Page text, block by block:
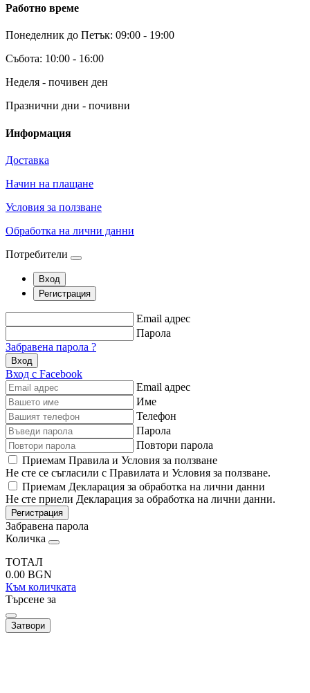
Работно време
Понеделник до Петък: 09:00 - 19:00
Събота: 10:00 - 16:00
Неделя - почивен ден
Празнични дни - почивни
Информация
Доставка
Начин на плащане
Условия за ползване
Обработка на лични данни
Потребители
Вход
Регистрация
Email адрес
Парола
Забравена парола ?
Вход
Вход с Facebook
Email адрес
Име
Телефон
Парола
Повтори парола
Приемам Правила и Условия за ползване
Не сте се съгласили с Правилата и Условия за ползване.
Приемам Декларация за обработка на лични данни
Не сте приели Декларация за обработка на лични данни.
Регистрация
Забравена парола
Количка
ТОТАЛ
0.00 BGN
Към количката
Търсене за
Затвори